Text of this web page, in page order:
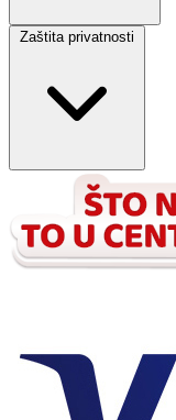
Zaštita privatnosti